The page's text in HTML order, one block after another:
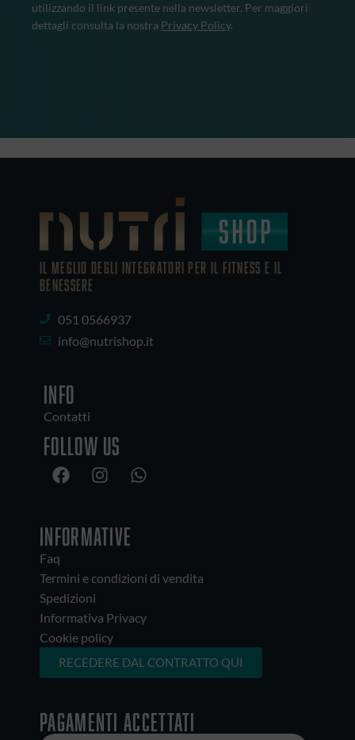
utilizzando il link presente nella newsletter. Per maggiori
dettagli consulta la nostra Privacy Policy.
IL MEGLIO DEGLI Integratori PER IL FITNESS E IL
BENESSERE
051 0566937
info@nutrishop.it
INFO
Contatti
Follow us
INFORMATIVE
Faq
Termini e condizioni di vendita
Spedizioni
Informativa Privacy
Cookie policy
RECEDERE DAL CONTRATTO QUI
Pagamenti accettati